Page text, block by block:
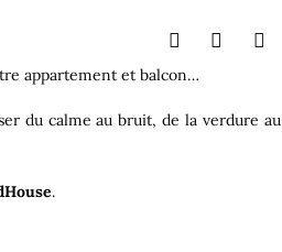
appartement et balcon…
du calme au bruit, de la verdure au
.